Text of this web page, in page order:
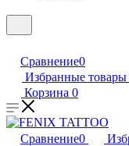
Сравнение0
Избранные товары
Корзина 0
Сравнение0